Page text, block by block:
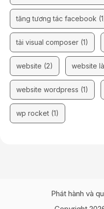
tăng tương tác facebook
tải visual composer (1)
website (2) website
website wordpress (1)
wp rocket (1)
Phát hành và